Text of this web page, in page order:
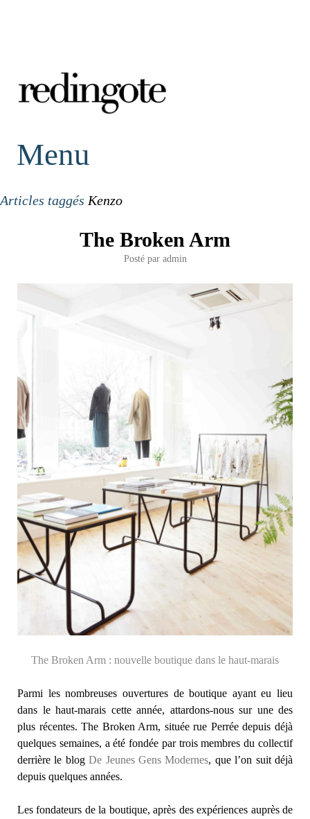
redingote.
Menu
Articles taggés Kenzo
The Broken Arm
Posté par admin
The Broken Arm : nouvelle boutique dans le haut-marais
Parmi les nombreuses ouvertures de boutique ayant eu lieu
dans le haut-marais cette année, attardons-nous sur une des
plus récentes. The Broken Arm, située rue Perrée depuis déjà
quelques semaines, a été fondée par trois membres du collectif
derrière le blogDe Jeunes Gens Modernes, que l’on suit déjà
depuis quelques années.
Les fondateurs de la boutique, après des expériences auprès de